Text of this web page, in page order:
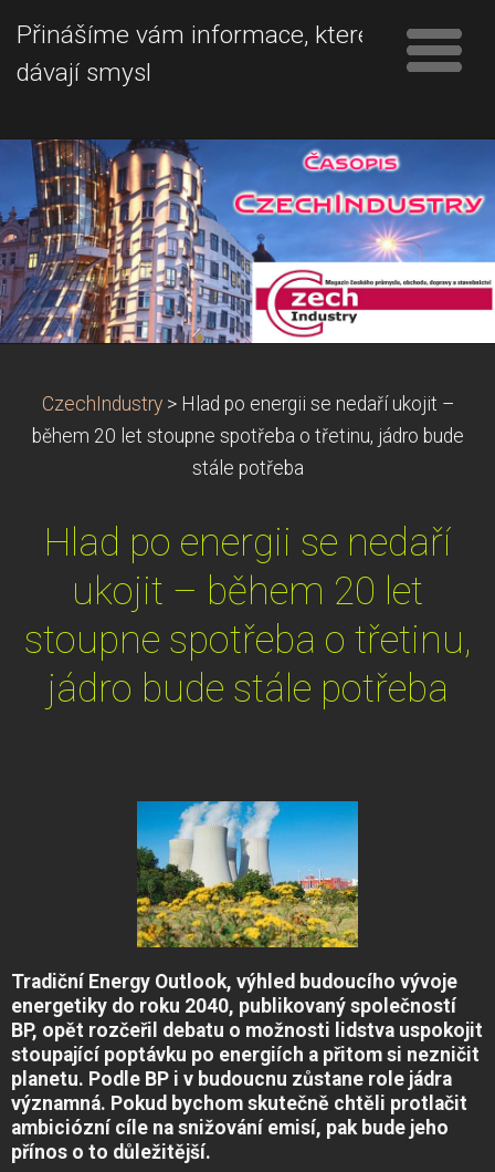
Přinášíme vám informace, které
dávají smysl
CzechIndustry > Hlad po energii se nedaří ukojit –
během 20 let stoupne spotřeba o třetinu, jádro bude
stále potřeba
Hlad po energii se nedaří
ukojit – během 20 let
stoupne spotřeba o třetinu,
jádro bude stále potřeba
Tradiční Energy Outlook, výhled budoucího vývoje
energetiky do roku 2040, publikovaný společností
BP, opět rozčeřil debatu o možnosti lidstva uspokojit
stoupající poptávku po energiích a přitom si nezničit
planetu. Podle BP i v budoucnu zůstane role jádra
významná. Pokud bychom skutečně chtěli protlačit
ambiciózní cíle na snižování emisí, pak bude jeho
přínos o to důležitější.